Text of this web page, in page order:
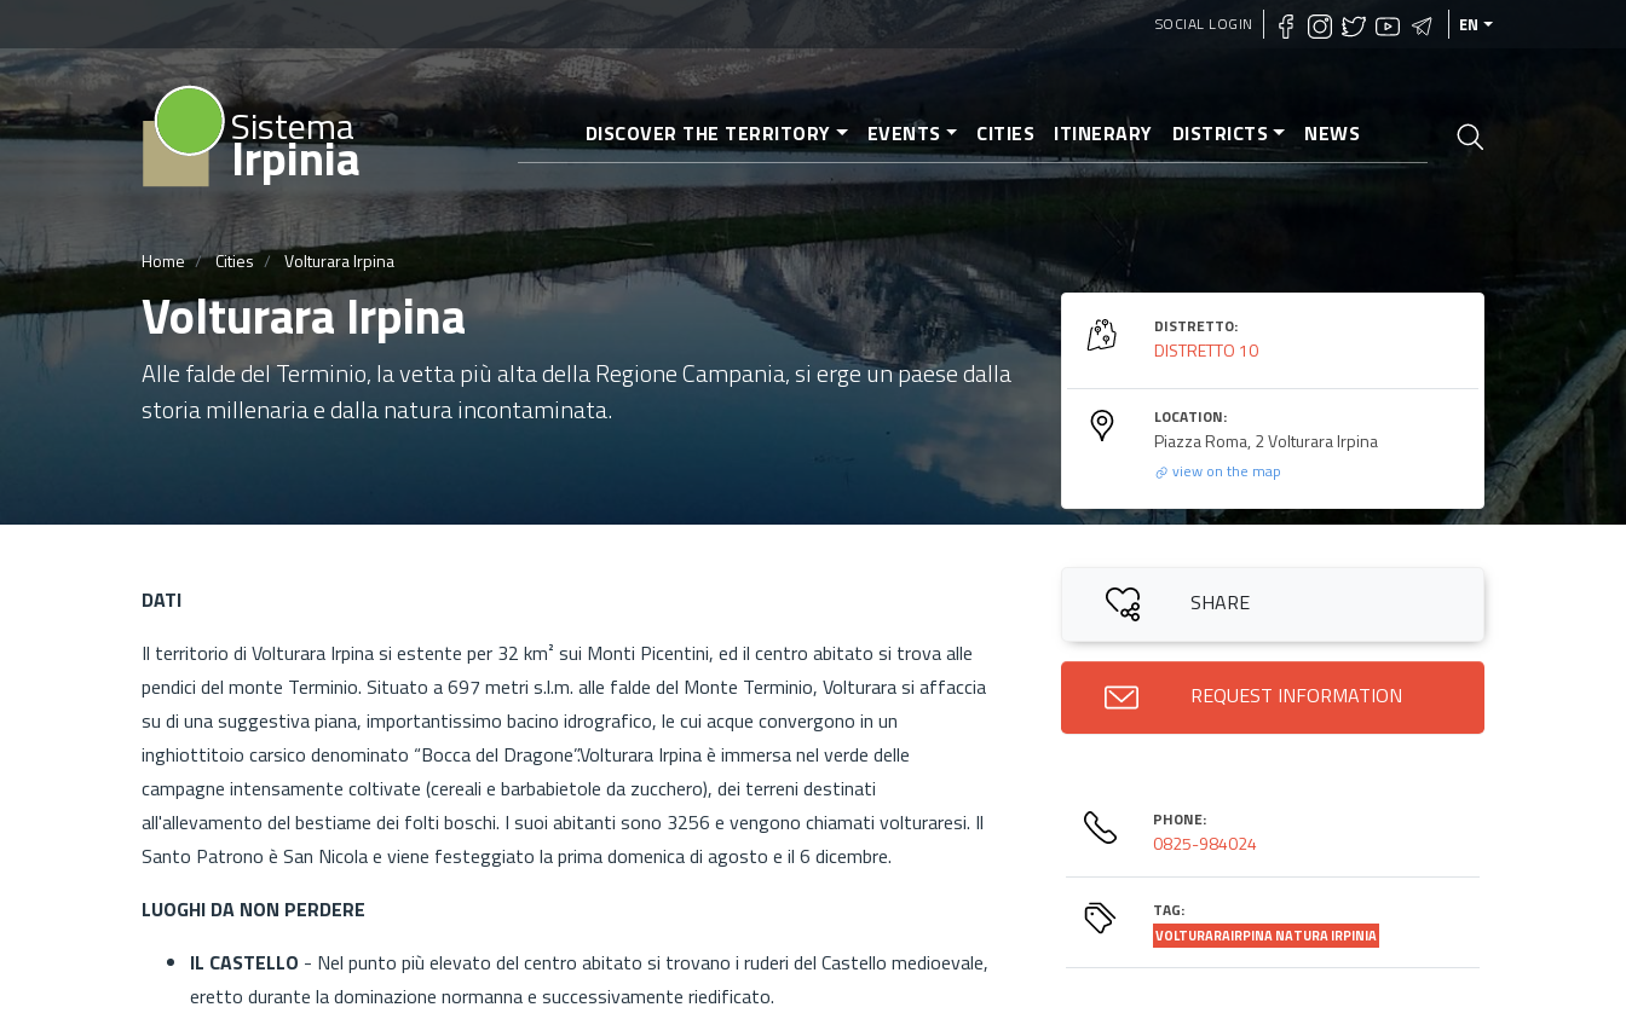
to
main
SOCIAL LOGIN EN
Sistema
Irpinia DISCOVER THE TERRITORY EVENTS CITIES ITINERARY DISTRICTS NEWS
Home Cities Volturara Irpina
Volturara Irpina
Alle falde del Terminio, la vetta più alta della Regione Campania, si erge un paese dalla
storia millenaria e dalla natura incontaminata.
DATI
Il territorio di Volturara Irpina si estente per 32 km² sui Monti Picentini, ed il centro abitato si trova alle
pendici del monte Terminio. Situato a 697 metri s.l.m. alle falde del Monte Terminio, Volturara si affaccia
su di una suggestiva piana, importantissimo bacino idrografico, le cui acque convergono in un
inghiottitoio carsico denominato “Bocca del Dragone”.Volturara Irpina è immersa nel verde delle
campagne intensamente coltivate (cereali e barbabietole da zucchero), dei terreni destinati
all'allevamento del bestiame dei folti boschi. I suoi abitanti sono 3256 e vengono chiamati volturaresi. Il
Santo Patrono è San Nicola e viene festeggiato la prima domenica di agosto e il 6 dicembre.
LUOGHI DA NON PERDERE
IL CASTELLO - Nel punto più elevato del centro abitato si trovano i ruderi del Castello medioevale,
eretto durante la dominazione normanna e successivamente riedificato.
DISTRETTO:
DISTRETTO 10
LOCATION:
Piazza Roma, 2 Volturara Irpina
view on the map
SHARE
REQUEST INFORMATION
PHONE:
0825-984024
TAG:
VOLTURARAIRPINA NATURA IRPINIA